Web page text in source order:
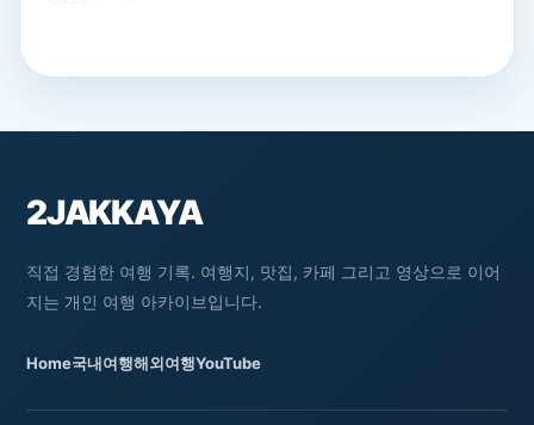
2JAKKAYA
직접 경험한 여행 기록. 여행지, 맛집, 카페 그리고 영상으로 이어
지는 개인 여행 아카이브입니다.
Home국내여행해외여행YouTube